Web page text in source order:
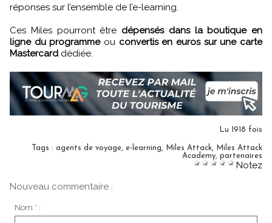
réponses sur l’ensemble de l’e-learning.
Ces Miles pourront être dépensés dans la boutique en
ligne du programmeou convertis en euros sur une carte
Mastercard dédiée.
Lu 1918 fois
Tags : agents de voyage e-learning Miles Attack
Miles Attack
Academy partenaires
Notez
Nouveau commentaire :
Nom * :